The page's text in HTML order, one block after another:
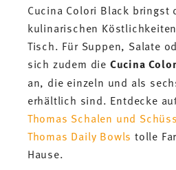
Cucina Colori Black bringst
kulinarischen
Tisch. Für Suppen, Salate
sich zudem die Cucina
an, die einzeln und als
erhältlich sind. Entdecke
Thomas Schalen und
Thomas Daily Bowls tolle
Hause.